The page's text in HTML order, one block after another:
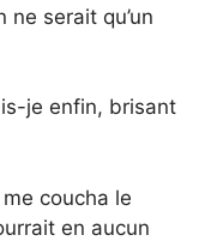
serait qu’un
je enfin, brisant
coucha le
en aucun